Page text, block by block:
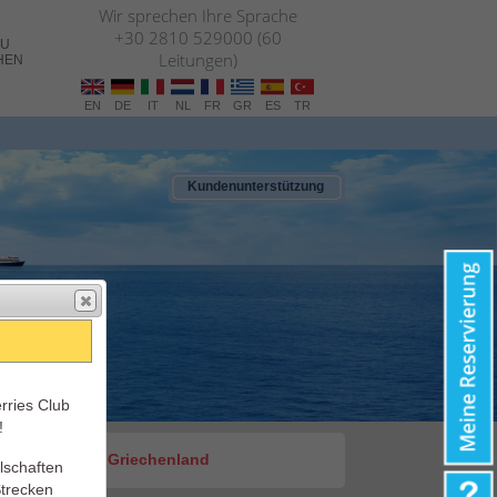
Wir sprechen Ihre Sprache
+30 2810 529000 (60
Leitungen)
EN DE IT NL FR GR ES TR
Kundenunterstützung
Italien nach Griechenland
Club